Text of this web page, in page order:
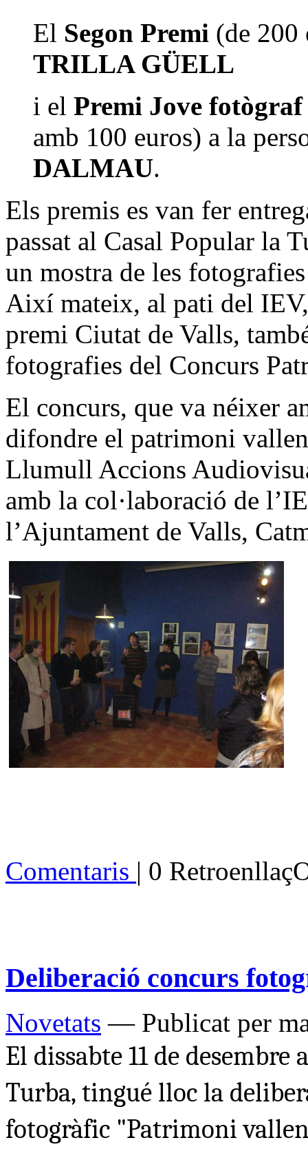
El Segon Premi (de 200
TRILLA GÜELL
i el Premi Jove
amb 100 euros) a la
DALMAU.
Els premis es van fer
passat al Casal Popular la
un mostra de les
Així mateix, al pati del
premi Ciutat de Valls,
fotografies del Concurs
El concurs, que va néixer
difondre el patrimoni
Llumull Accions
amb la col·laboració de
l’Ajuntament de Valls,
Comentaris | 0
Deliberació concurs
Novetats — Publicat per
El dissabte 11 de desembre
Turba, tingué lloc la
fotogràfic "Patrimoni